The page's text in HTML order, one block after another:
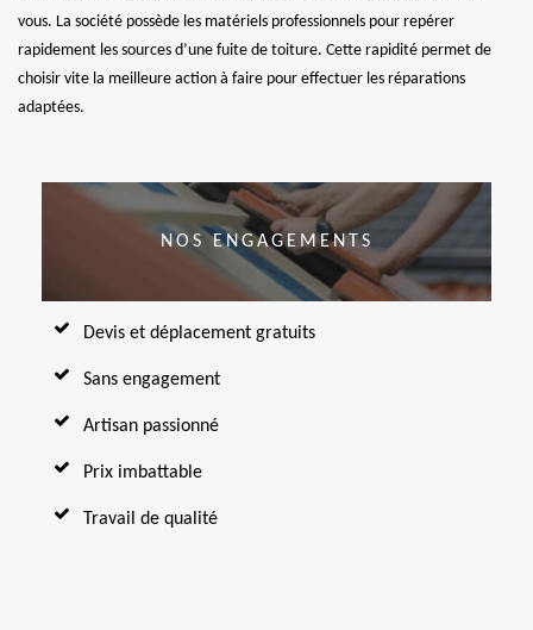
vous. La société possède les matériels professionnels pour repérer
rapidement les sources d’une fuite de toiture. Cette rapidité permet de
choisir vite la meilleure action à faire pour effectuer les réparations
adaptées.
NOS ENGAGEMENTS
Devis et déplacement gratuits
Sans engagement
Artisan passionné
Prix imbattable
Travail de qualité